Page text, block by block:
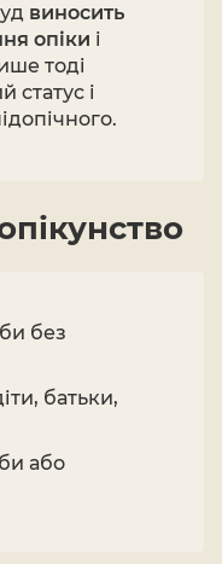
виносить
опіки і
тоді
статус і
без
батьки,
або